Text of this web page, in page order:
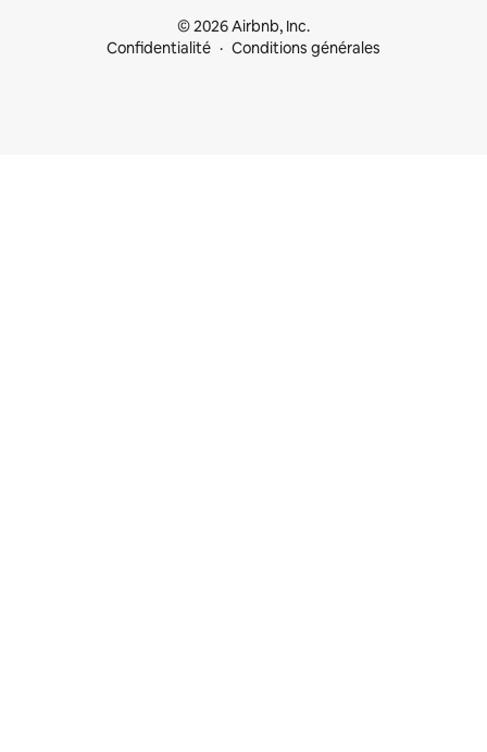
© 2026 Airbnb, Inc.
Confidentialité
Conditions générales